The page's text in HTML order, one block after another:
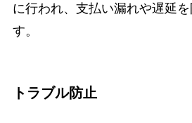
に行われ、支払い漏れや遅延
す。
トラブル防止